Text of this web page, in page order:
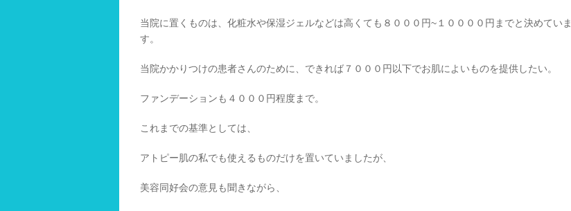
当院に置くものは、化粧水や保湿ジェルなどは高くても８０００円~１００００円までと決めていま
す。
当院かかりつけの患者さんのために、できれば７０００円以下でお肌によいものを提供したい。
ファンデーションも４０００円程度まで。
これまでの基準としては、
アトピー肌の私でも使えるものだけを置いていましたが、
美容同好会の意見も聞きながら、